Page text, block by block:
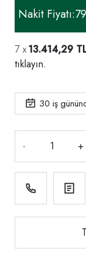
Nakit Fiyatı:
13.414,29
tıklayın.
30 iş
- +